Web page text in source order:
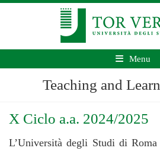
Menu
Teaching and
X Ciclo a.a. 2024/2025
L’Università degli Studi di